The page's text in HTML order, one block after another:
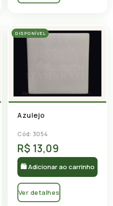
DISPONÍVEL
Azulejo
Cód: 3054
R$ 13,09
🛍 Adicionar ao carrinho
Ver detalhes